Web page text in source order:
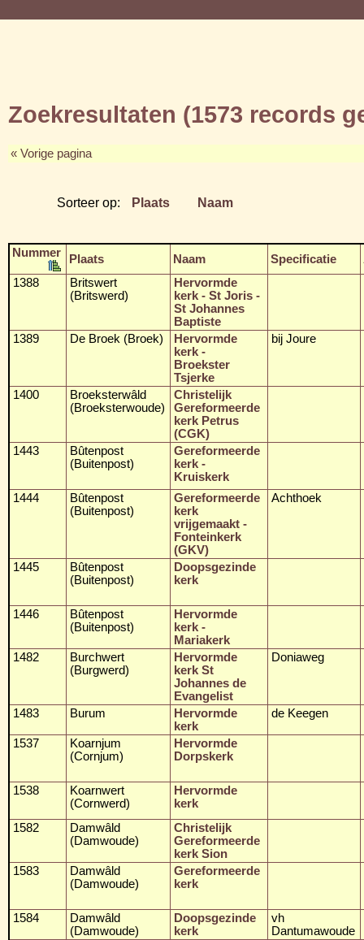
Zoekresultaten (1573 records
« Vorige pagina
Sorteer op: Plaats Naam
Nummer Plaats Naam Specificatie
1388
Britswert
(Britswerd)
Hervormde
kerk - St Joris -
St Johannes
Baptiste
1389
De Broek (Broek)
Hervormde
kerk -
Broekster
Tsjerke
bij Joure
1400
Broeksterwâld
(Broeksterwoude)
Christelijk
Gereformeerde
kerk Petrus
(CGK)
1443
Bûtenpost
(Buitenpost)
Gereformeerde
kerk -
Kruiskerk
1444
Bûtenpost
(Buitenpost)
Gereformeerde
kerk
vrijgemaakt -
Fonteinkerk
(GKV)
Achthoek
1445
Bûtenpost
(Buitenpost)
Doopsgezinde
kerk
1446
Bûtenpost
(Buitenpost)
Hervormde
kerk -
Mariakerk
1482
Burchwert
(Burgwerd)
Hervormde
kerk St
Johannes de
Evangelist
Doniaweg
1483 Burum
Hervormde
kerk
de Keegen
1537
Koarnjum
(Cornjum)
Hervormde
Dorpskerk
1538
Koarnwert
(Cornwerd)
Hervormde
kerk
1582
Damwâld
(Damwoude)
Christelijk
Gereformeerde
kerk Sion
1583
Damwâld
(Damwoude)
Gereformeerde
kerk
1584
Damwâld
(Damwoude)
Doopsgezinde
kerk
vh
Dantumawoude